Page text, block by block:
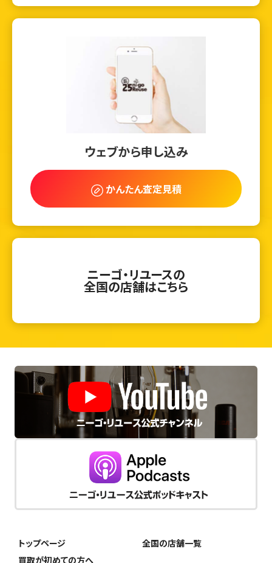
ウェブから申し込み
かんたん査定見積
ニーゴ・リユースの
全国の店舗はこちら
トップページ
買取が初めての方へ
全国の店舗一覧